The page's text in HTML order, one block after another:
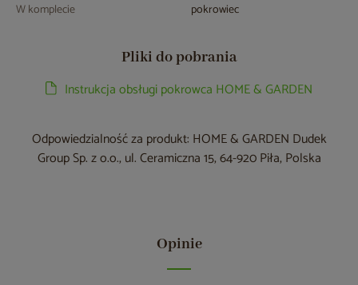
W komplecie pokrowiec
Pliki do pobrania
Instrukcja obsługi pokrowca HOME & GARDEN
Odpowiedzialność za produkt: HOME & GARDEN Dudek
Group Sp. z o.o., ul. Ceramiczna 15, 64-920 Piła, Polska
Opinie